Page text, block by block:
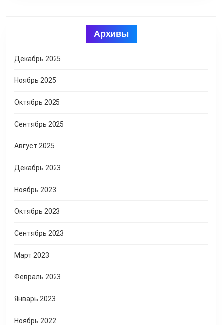
Архивы
Декабрь 2025
Ноябрь 2025
Октябрь 2025
Сентябрь 2025
Август 2025
Декабрь 2023
Ноябрь 2023
Октябрь 2023
Сентябрь 2023
Март 2023
Февраль 2023
Январь 2023
Ноябрь 2022